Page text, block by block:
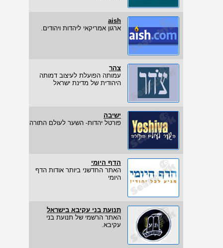
aish
ארגון אמריקאי ליהדות ויהודים.
צהר
עמותה הפועלת לעיצוב דמותה
היהודית של מדינת ישראל
ישיבה
פורטל יהדות- השער לעולם התורה
הדף היומי
האתר החדשני ביותר אודות הדף
היומי
תנועת בני עקיבא בישראל
האתר הרשמי של תנועת בני
עקיבא.